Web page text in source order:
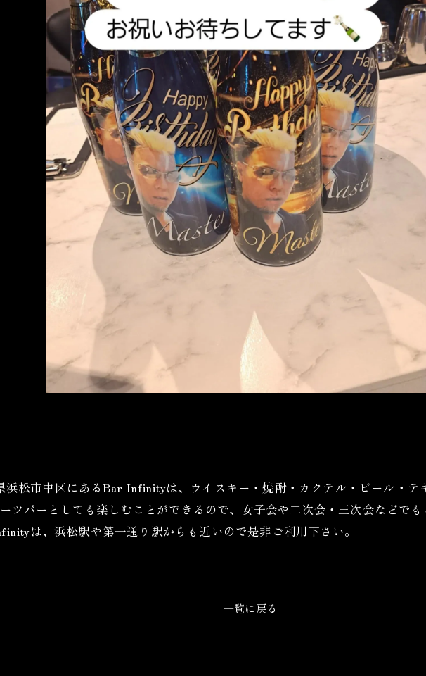
浜松市中区にあるBar Infinityは、ウイスキー・焼酎・カクテル・ビール・テ
ツバーとしても楽しむことができるので、女子会や二次会・三次会などで
は、浜松駅や第一通り駅からも近いので是非ご利用下さい。
一覧に戻る